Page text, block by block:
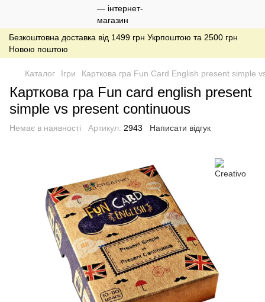
Безкоштовна доставка від 1499 грн Укрпоштою та 2500 грн
Новою поштою
Каталог Ігри Карткова гра Fun Card English present simple
Карткова гра Fun card english present
simple vs present continuous
Немає в наявності Артикул: 2943 Написати відгук